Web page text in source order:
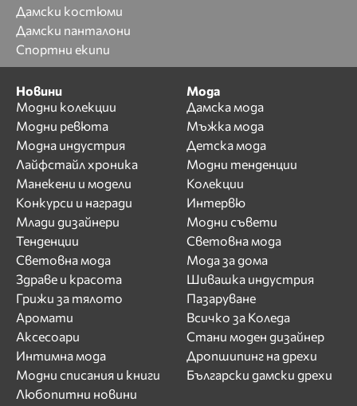
Дамски костюми
Дамски панталони
Спортни екипи
Новини
Модни колекции
Модни ревюта
Модна индустрия
Лайфстайл хроника
Манекени и модели
Конкурси и награди
Млади дизайнери
Тенденции
Световна мода
Здраве и красота
Грижи за тялото
Аромати
Аксесоари
Интимна мода
Модни списания и книги
Любопитни новини
Мода
Дамска мода
Мъжка мода
Детска мода
Модни тенденции
Колекции
Интервю
Модни съвети
Световна мода
Мода за дома
Шивашка индустрия
Пазаруване
Всичко за Коледа
Стани моден дизайнер
Дропшипинг на дрехи
Български дамски дрехи